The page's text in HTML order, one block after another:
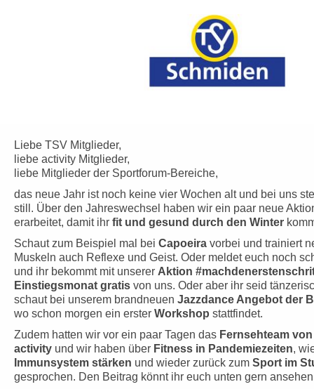
Liebe TSV Mitglieder,
liebe activity Mitglieder,
liebe Mitglieder der Sportforum-Bereiche,
das neue Jahr ist noch keine vier Wochen alt und bei uns
still. Über den Jahreswechsel haben wir ein paar neue
erarbeitet, damit ihr fit und gesund durch den Winter
Schaut zum Beispiel mal bei Capoeira vorbei und trainiert
Muskeln auch Reflexe und Geist. Oder meldet euch noch
und ihr bekommt mit unserer Aktion
Einstiegsmonat gratis von uns. Oder aber ihr seid
schaut bei unserem brandneuen Jazzdance Angebot der
wo schon morgen ein erster Workshop stattfindet.
Zudem hatten wir vor ein paar Tagen das Fernsehteam
activity und wir haben über Fitness in Pandemiezeiten,
Immunsystem stärken und wieder zurück zum Sport im
gesprochen. Den Beitrag könnt ihr euch unten gern